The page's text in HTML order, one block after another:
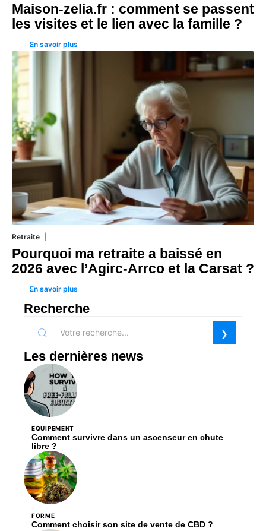
Maison-zelia.fr : comment se passent
les visites et le lien avec la famille ?
En savoir plus
Retraite
Pourquoi ma retraite a baissé en
2026 avec l’Agirc-Arrco et la Carsat ?
En savoir plus
Recherche
Les dernières news
EQUIPEMENT
Comment survivre dans un ascenseur en chute
libre ?
FORME
Comment choisir son site de vente de CBD ?